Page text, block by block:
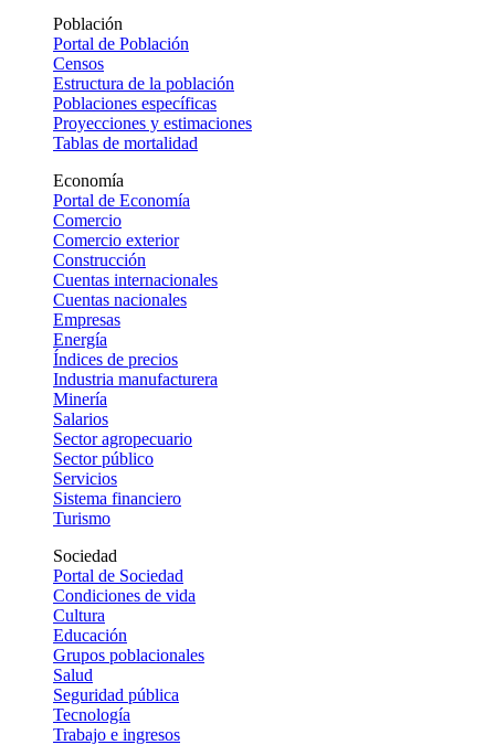
Población
Portal de Población
Censos
Estructura de la población
Poblaciones específicas
Proyecciones y estimaciones
Tablas de mortalidad
Economía
Portal de Economía
Comercio
Comercio exterior
Construcción
Cuentas internacionales
Cuentas nacionales
Empresas
Energía
Índices de precios
Industria manufacturera
Minería
Salarios
Sector agropecuario
Sector público
Servicios
Sistema financiero
Turismo
Sociedad
Portal de Sociedad
Condiciones de vida
Cultura
Educación
Grupos poblacionales
Salud
Seguridad pública
Tecnología
Trabajo e ingresos